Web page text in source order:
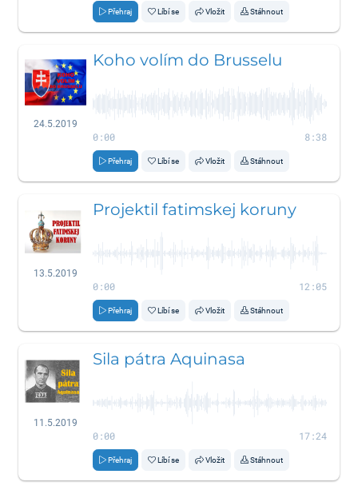
Přehraj Líbí se Vložit Stáhnout
24.5.2019
Koho volím do Brusselu
0:00 8:38
Přehraj Líbí se Vložit Stáhnout
13.5.2019
Projektil fatimskej koruny
0:00 12:05
Přehraj Líbí se Vložit Stáhnout
11.5.2019
Sila pátra Aquinasa
0:00 17:24
Přehraj Líbí se Vložit Stáhnout